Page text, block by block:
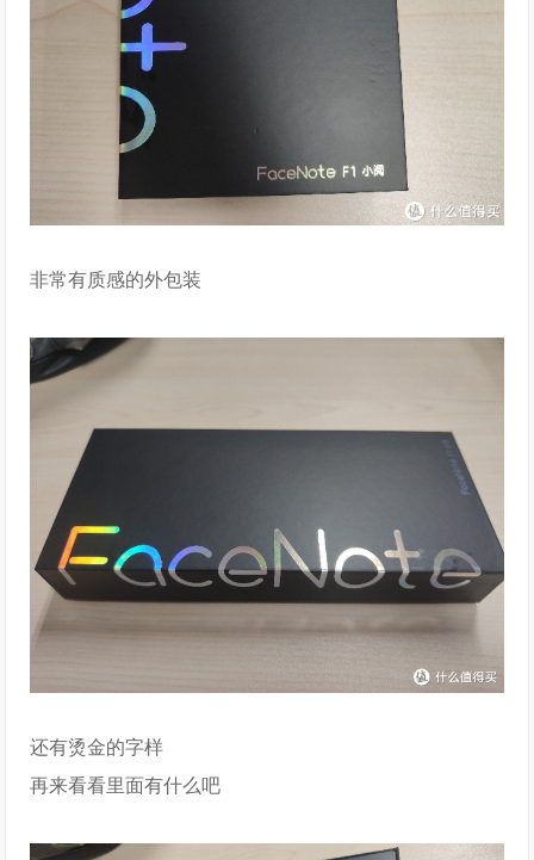
非常有质感的外包装
还有烫金的字样
再来看看里面有什么吧